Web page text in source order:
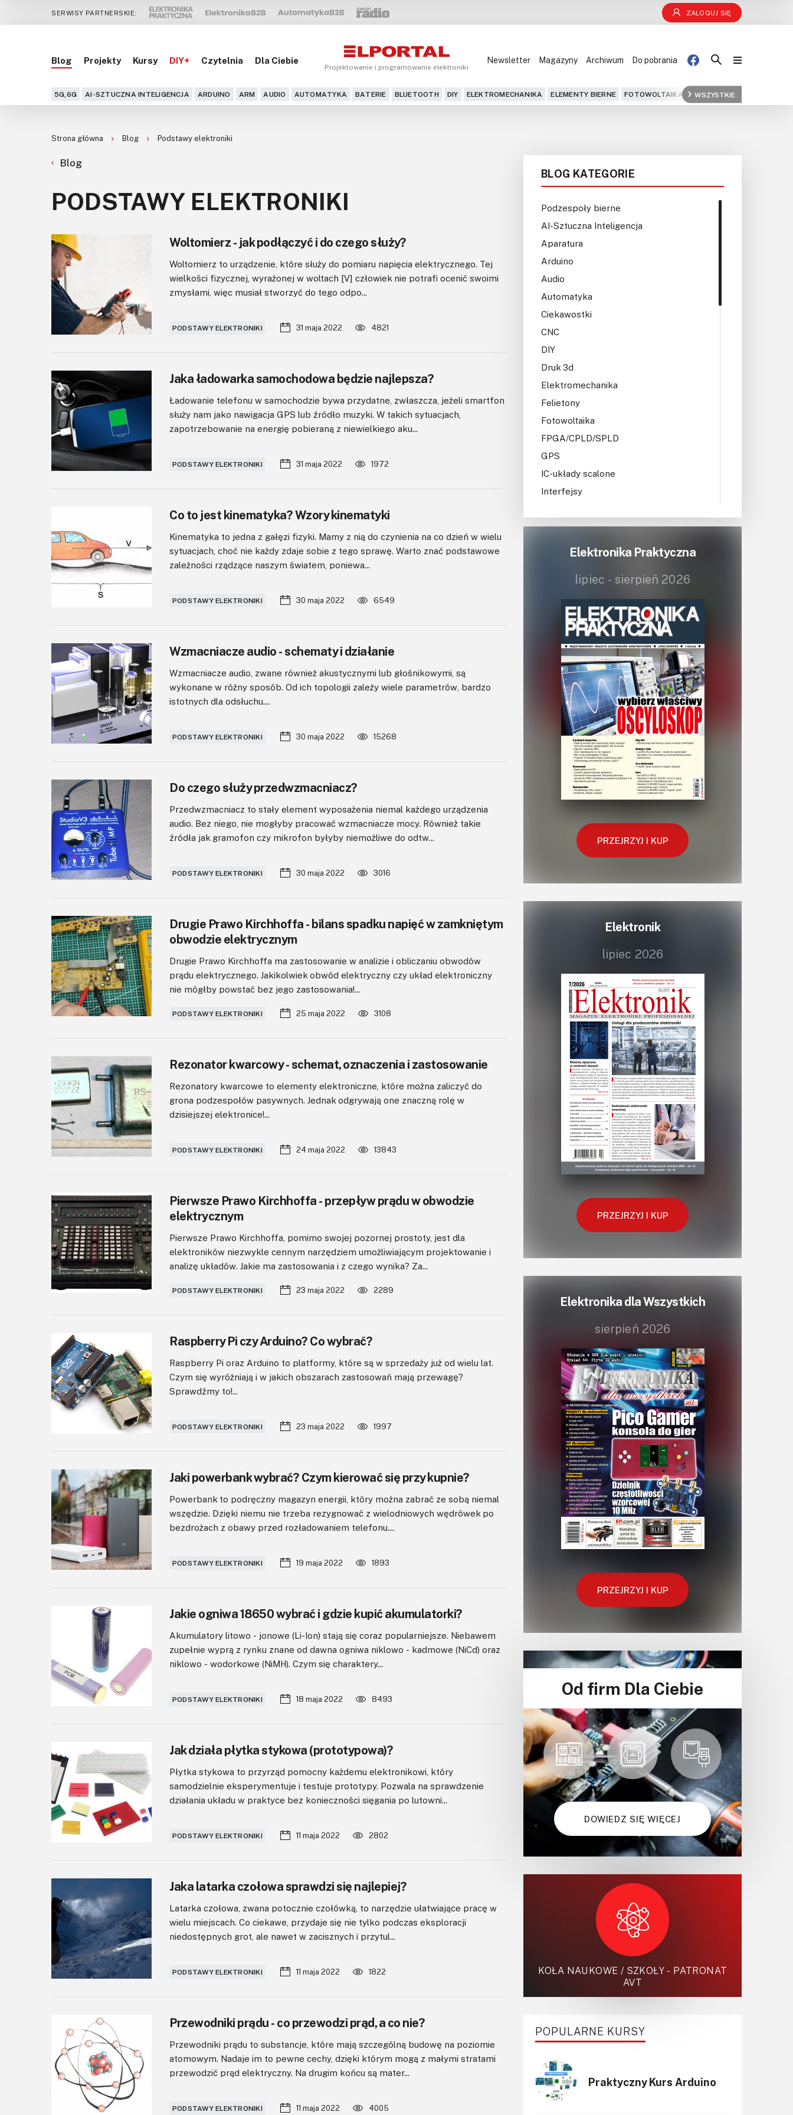
SERWISY PARTNERSKIE: ZALOGUJ SIĘ
Blog Projekty Kursy DIY+ Czytelnia Dla Ciebie
Projektowanie i programowanie elektroniki
Newsletter Magazyny Archiwum Do pobrania
5G,6G AI-SZTUCZNA INTELIGENCJA ARDUINO ARM AUDIO AUTOMATYKA BATERIE BLUETOOTH DIY ELEKTROMECHANIKA ELEMENTY BIERNE FOTOWOLTAIKA FPGA GPS
WSZYSTKIE
Blog
DIY+
Czytelnia
Kontakt
Newsletter
Strona główna Blog Podstawy elektroniki
Blog
PODSTAWY ELEKTRONIKI
Woltomierz - jak podłączyć i do czego służy?
Woltomierz to urządzenie, które służy do pomiaru napięcia elektrycznego. Tej
wielkości fizycznej, wyrażonej w woltach [V] człowiek nie potrafi ocenić swoimi
zmysłami, więc musiał stworzyć do tego odpo...
PODSTAWY ELEKTRONIKI 31 maja 2022 4821
Jaka ładowarka samochodowa będzie najlepsza?
Ładowanie telefonu w samochodzie bywa przydatne, zwłaszcza, jeżeli smartfon
służy nam jako nawigacja GPS lub źródło muzyki. W takich sytuacjach,
zapotrzebowanie na energię pobieraną z niewielkiego aku...
PODSTAWY ELEKTRONIKI 31 maja 2022 1972
Co to jest kinematyka? Wzory kinematyki
Kinematyka to jedna z gałęzi fizyki. Mamy z nią do czynienia na co dzień w wielu
sytuacjach, choć nie każdy zdaje sobie z tego sprawę. Warto znać podstawowe
zależności rządzące naszym światem, poniewa...
PODSTAWY ELEKTRONIKI 30 maja 2022 6549
Wzmacniacze audio - schematy i działanie
Wzmacniacze audio, zwane również akustycznymi lub głośnikowymi, są
wykonane w różny sposób. Od ich topologii zależy wiele parametrów, bardzo
istotnych dla odsłuchu....
PODSTAWY ELEKTRONIKI 30 maja 2022 15268
Do czego służy przedwzmacniacz?
Przedwzmacniacz to stały element wyposażenia niemal każdego urządzenia
audio. Bez niego, nie mogłyby pracować wzmacniacze mocy. Również takie
źródła jak gramofon czy mikrofon byłyby niemożliwe do odtw...
PODSTAWY ELEKTRONIKI 30 maja 2022 3016
Drugie Prawo Kirchhoffa - bilans spadku napięć w zamkniętym
obwodzie elektrycznym
Drugie Prawo Kirchhoffa ma zastosowanie w analizie i obliczaniu obwodów
prądu elektrycznego. Jakikolwiek obwód elektryczny czy układ elektroniczny
nie mógłby powstać bez jego zastosowania!...
PODSTAWY ELEKTRONIKI 25 maja 2022 3108
Rezonator kwarcowy - schemat, oznaczenia i zastosowanie
Rezonatory kwarcowe to elementy elektroniczne, które można zaliczyć do
grona podzespołów pasywnych. Jednak odgrywają one znaczną rolę w
dzisiejszej elektronice!...
PODSTAWY ELEKTRONIKI 24 maja 2022 13843
Pierwsze Prawo Kirchhoffa - przepływ prądu w obwodzie
elektrycznym
Pierwsze Prawo Kirchhoffa, pomimo swojej pozornej prostoty, jest dla
elektroników niezwykle cennym narzędziem umożliwiającym projektowanie i
analizę układów. Jakie ma zastosowania i z czego wynika? Za...
PODSTAWY ELEKTRONIKI 23 maja 2022 2289
Raspberry Pi czy Arduino? Co wybrać?
Raspberry Pi oraz Arduino to platformy, które są w sprzedaży już od wielu lat.
Czym się wyróżniają i w jakich obszarach zastosowań mają przewagę?
Sprawdźmy to!...
PODSTAWY ELEKTRONIKI 23 maja 2022 1997
Jaki powerbank wybrać? Czym kierować się przy kupnie?
Powerbank to podręczny magazyn energii, który można zabrać ze sobą niemal
wszędzie. Dzięki niemu nie trzeba rezygnować z wielodniowych wędrówek po
bezdrożach z obawy przed rozładowaniem telefonu....
PODSTAWY ELEKTRONIKI 19 maja 2022 1893
Jakie ogniwa 18650 wybrać i gdzie kupić akumulatorki?
Akumulatory litowo - jonowe (Li-Ion) stają się coraz popularniejsze. Niebawem
zupełnie wyprą z rynku znane od dawna ogniwa niklowo - kadmowe (NiCd) oraz
niklowo - wodorkowe (NiMH). Czym się charaktery...
PODSTAWY ELEKTRONIKI 18 maja 2022 8493
Jak działa płytka stykowa (prototypowa)?
Płytka stykowa to przyrząd pomocny każdemu elektronikowi, który
samodzielnie eksperymentuje i testuje prototypy. Pozwala na sprawdzenie
działania układu w praktyce bez konieczności sięgania po lutowni...
PODSTAWY ELEKTRONIKI 11 maja 2022 2802
Jaka latarka czołowa sprawdzi się najlepiej?
Latarka czołowa, zwana potocznie czołówką, to narzędzie ułatwiające pracę w
wielu miejscach. Co ciekawe, przydaje się nie tylko podczas eksploracji
niedostępnych grot, ale nawet w zacisznych i przytul...
PODSTAWY ELEKTRONIKI 11 maja 2022 1822
Przewodniki prądu - co przewodzi prąd, a co nie?
Przewodniki prądu to substancje, które mają szczególną budowę na poziomie
atomowym. Nadaje im to pewne cechy, dzięki którym mogą z małymi stratami
przewodzić prąd elektryczny. Na drugim końcu są mater...
PODSTAWY ELEKTRONIKI 11 maja 2022 4005
BLOG KATEGORIE
Podzespoły bierne
AI-Sztuczna Inteligencja
Aparatura
Arduino
Audio
Automatyka
Ciekawostki
CNC
DIY
Druk 3d
Elektromechanika
Felietony
Fotowoltaika
FPGA/CPLD/SPLD
GPS
IC-układy scalone
Interfejsy
Koła Naukowe
LED/LCD/OLED
Mechatronika
Mikrokontrolery (MCU,μC)
Moduły
Narzędzia
Optoelektronika
PCB/Montaż
Podstawy elektroniki
Podzespoły bierne
Półprzewodniki
Pomiary i testy
Raspberry Pi
Transformatory
Tranzystory
Wyświetlacze
Wzmacniacze
Zasilanie
Elektronika Praktyczna
lipiec - sierpień 2026
PRZEJRZYJ I KUP
Elektronik
lipiec 2026
PRZEJRZYJ I KUP
Elektronika dla Wszystkich
sierpień 2026
PRZEJRZYJ I KUP
Od firm Dla Ciebie
DOWIEDZ SIĘ WIĘCEJ
KOŁA NAUKOWE / SZKOŁY - PATRONAT
AVT
POPULARNE KURSY
Praktyczny Kurs Arduino